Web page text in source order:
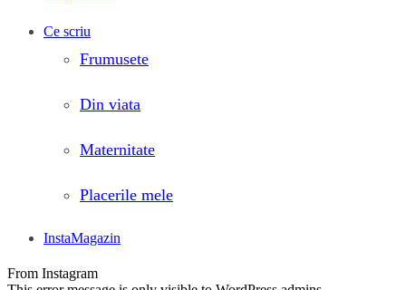
Ce scriu
Frumusete
Din viata
Maternitate
Placerile mele
InstaMagazin
From Instagram